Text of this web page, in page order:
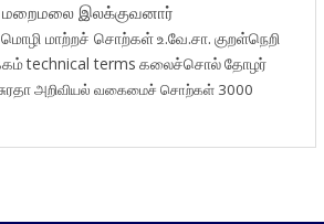
மறைமலை இலக்குவனார்
மொழி மாற்றச் சொற்கள்உ.வே.சா. குறள்நெறி
technical terms கலைச்சொல்தோழர்
அறிவியல் வகைமைச் சொற்கள் 3000